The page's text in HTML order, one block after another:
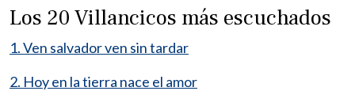
Los 20 Villancicos más escuchados
1. Ven salvador ven sin tardar
2. Hoy en la tierra nace el amor